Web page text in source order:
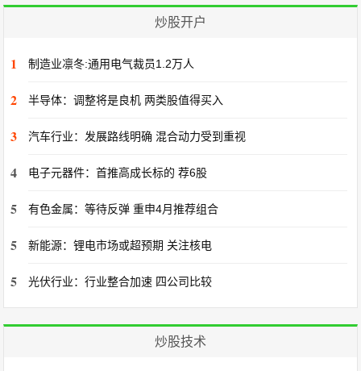
炒股开户
1 制造业凛冬:通用电气裁员1.2万人
2 半导体：调整将是良机 两类股值得买入
3 汽车行业：发展路线明确 混合动力受到重视
4 电子元器件：首推高成长标的 荐6股
5 有色金属：等待反弹 重申4月推荐组合
5 新能源：锂电市场或超预期 关注核电
5 光伏行业：行业整合加速 四公司比较
炒股技术